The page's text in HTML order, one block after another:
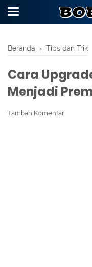
Beranda › Tips dan Trik
Cara
Menjadi
Tambah Komentar